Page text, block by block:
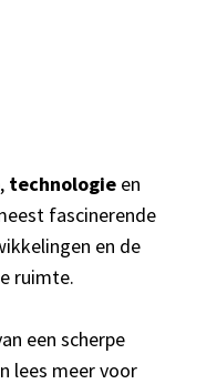
, technologieen
fascinerende
en de
ruimte.
een scherpe
lees meer voor